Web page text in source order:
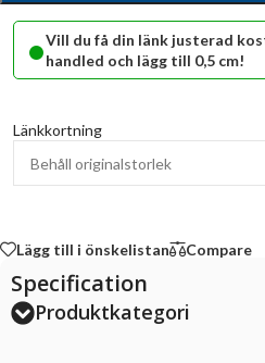
•Vill du få din länk justerad
handled och lägg till 0,5 cm!
Länkkortning
Lägg till i önskelistan Compare
Specification
Produktkategori